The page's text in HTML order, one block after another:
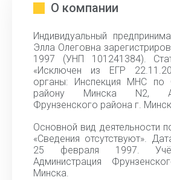
О компании
Индивидуальный
Элла Олеговна
1997 (УНП 101241384).
«Исключен из ЕГР
органы: Инспекция МНС по
району Минска N2,
Фрунзенского района г.
Основной вид деятельности
«Cведения отсутствуют».
25 февраля 1997.
Администрация
Минска.